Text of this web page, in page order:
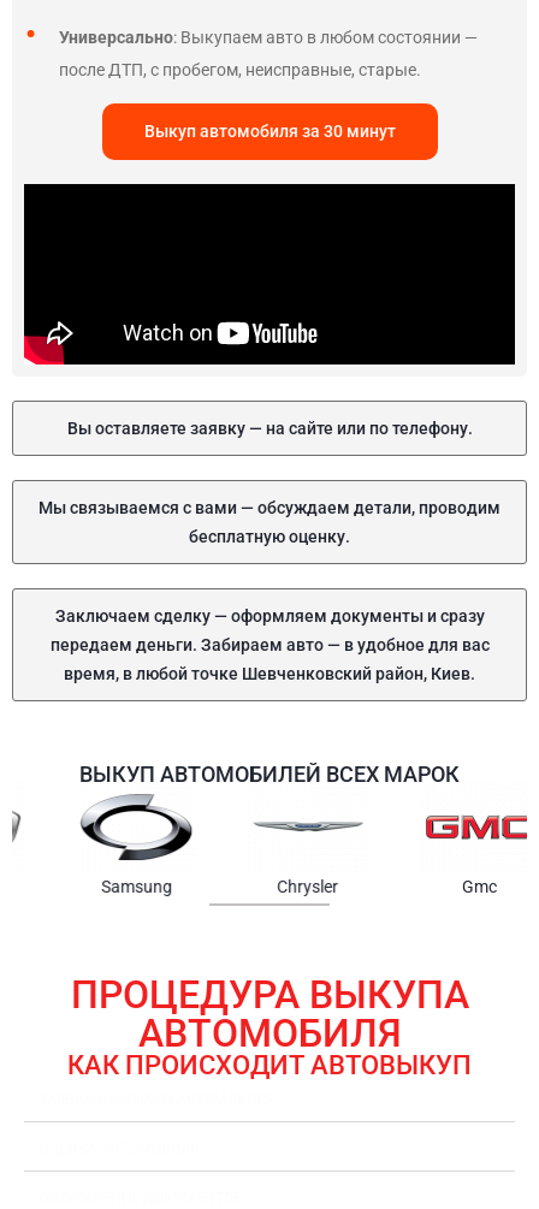
Универсально: Выкупаем авто в любом состоянии —
после ДТП, с пробегом, неисправные, старые.
Выкуп автомобиля за 30 минут
Вы оставляете заявку — на сайте или по телефону.
Мы связываемся с вами — обсуждаем детали, проводим
бесплатную оценку.
Заключаем сделку — оформляем документы и сразу
передаем деньги. Забираем авто — в удобное для вас
время, в любой точке Шевченковский район, Киев.
ВЫКУП АВТОМОБИЛЕЙ ВСЕХ МАРОК
Samsung Chrysler
ПРОЦЕДУРА ВЫКУПА
АВТОМОБИЛЯ
КАК ПРОИСХОДИТ АВТОВЫКУП